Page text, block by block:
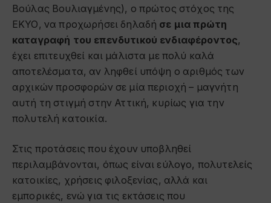
Βούλας Βουλιαγμένης), ο πρώτος στόχος της
ΕΚΥΟ, να προχωρήσει δηλαδή σε μια πρώτη
καταγραφή του επενδυτικού ενδιαφέροντος,
έχει επιτευχθεί και μάλιστα με πολύ καλά
αποτελέσματα, αν ληφθεί υπόψη ο αριθμός των
αρχικών προσφορών σε μία περιοχή – μαγνήτη
αυτή τη στιγμή στην Αττική, κυρίως για την
πολυτελή κατοικία.
Στις προτάσεις που έχουν υποβληθεί
περιλαμβάνονται, όπως είναι εύλογο, πολυτελείς
κατοικίες, χρήσεις φιλοξενίας, αλλά και
εμπορικές, ενώ για τις εκτάσεις που